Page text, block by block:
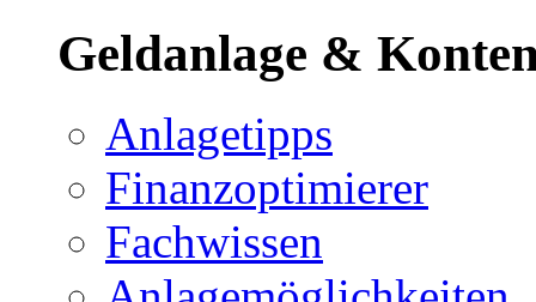
Geldanlage &
Anlagetipps
Finanzoptimierer
Fachwissen